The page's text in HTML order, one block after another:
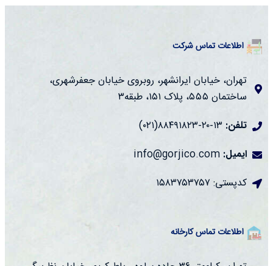
اطلاعات تماس شرکت
تهران، خیابان ایرانشهر، روبروی خیابان جعفرشهری،
ساختمان ۵۵۵، پلاک ۱۵۱، طبقه۳
تلفن: ۱۳-۲۰-۸۸۴۹۱۸۲۳(۰۲۱)
ایمیل: info@gorjico.com
کدپستی: ۱۵۸۳۷۵۳۷۵۷
اطلاعات تماس کارخانه